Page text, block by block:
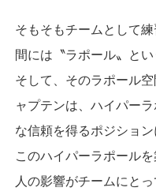
そもそもチームとして
間には〝ラポール〟と
そして、そのラポール
ャプテンは、ハイパー
な信頼を得るポジション
このハイパーラポール
人の影響がチームにと